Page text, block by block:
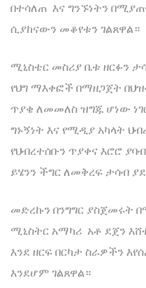
በተሳለጠ እና ግንኙነትን
ሲያከናውን መቆየቱን ገልጸዋል።
ሚኒስቴር መስሪያ ቤቱ ዘርፉን
የህግ ማእቀፎች በማዘጋጀት
ጥያቄ ለመመለስ ዝግጁ ሆነው
ግኑኝነት እና የሚዲያ አካላት
የህብረተሰቡን ጥያቀና እሮሮ
ይሄንን ችግር ለመቅረፍ ታሳብ
መድረኩን በንግግር ያስጀመሩት
ሚኒስትር አማካሪ አቶ ደጀን
እንደ ዘርፍ በርካታ ስራዎችን
እንደሆም ገልጸዋል።